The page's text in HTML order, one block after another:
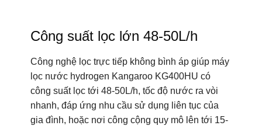
Công suất lọc lớn 48-50L/h
Công nghệ lọc trực tiếp không bình áp giúp máy
lọc nước hydrogen Kangaroo KG400HU có
công suất lọc tới 48-50L/h, tốc độ nước ra vòi
nhanh, đáp ứng nhu cầu sử dụng liên tục của
gia đình, hoặc nơi công cộng quy mô lên tới 15-